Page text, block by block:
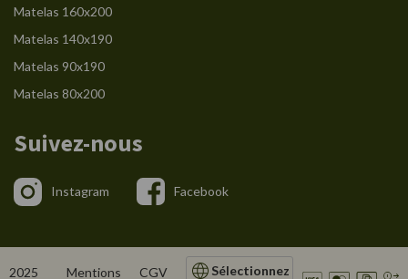
Matelas 160x200
Matelas 140x190
Matelas 90x190
Matelas 80x200
Suivez-nous
Instagram Facebook
2025 Mentions CGV Sélectionnez